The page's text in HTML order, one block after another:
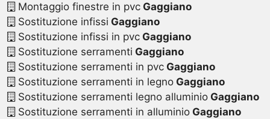
Montaggio finestre in pvcGaggiano
Sostituzione infissi Gaggiano
Sostituzione infissi in pvcGaggiano
Sostituzione serramenti Gaggiano
Sostituzione serramenti in pvcGaggiano
Sostituzione serramenti in legnoGaggiano
Sostituzione serramenti legno alluminioGaggiano
Sostituzione serramenti in alluminioGaggiano